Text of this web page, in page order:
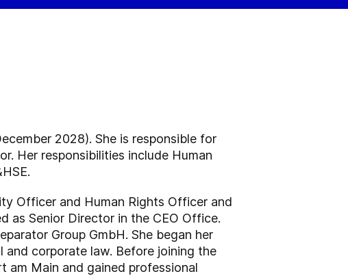
2028). She is responsible for
Her responsibilities include Human
Officer and Human Rights Officer and
as Senior Director in the CEO Office.
Group GmbH. She began her
and corporate law. Before joining the
am Main and gained professional